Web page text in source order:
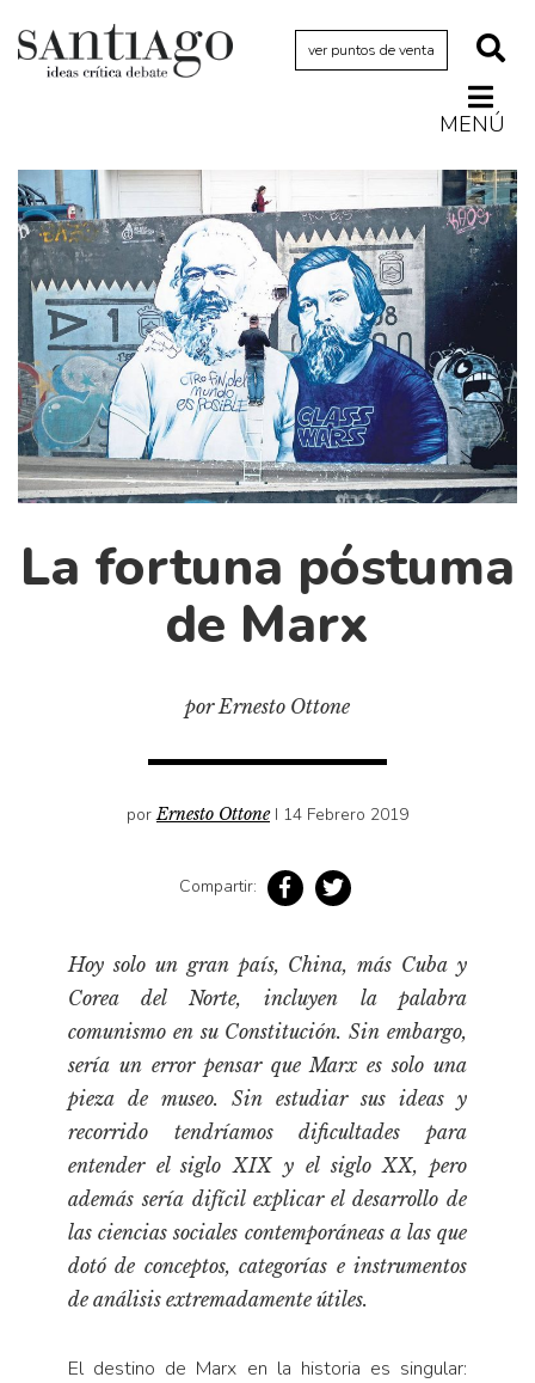
ver puntos de venta
MENÚ
Actualidad
Archivo Cenfoto-UDP
Arquetipos de situación
Artes visuales
Ciencia
Cine y televisión
Ciudad
Cómics
Críticas
Diccionario portátil de la literatura chilena
Historia material de los libros
Lagunas mentales
Medioambiente
Narrativas visuales
Pensamiento
Pensamiento ilustrado
Personajes secundarios
Política
Sociedad
Vidas paralelas
La fortuna póstuma
de Marx
por Ernesto Ottone
porErnesto Ottone I 14 Febrero 2019
Compartir:
Hoy solo un gran país, China, más Cuba y
Corea del Norte, incluyen la palabra
comunismo en su Constitución. Sin embargo,
sería un error pensar que Marx es solo una
pieza de museo. Sin estudiar sus ideas y
recorrido tendríamos dificultades para
entender el siglo XIX y el siglo XX, pero
además sería difícil explicar el desarrollo de
las ciencias sociales contemporáneas a las que
dotó de conceptos, categorías e instrumentos
de análisis extremadamente útiles.
El destino de Marx en la historia es singular: